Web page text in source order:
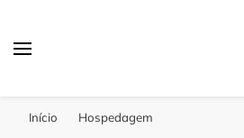
Início
Hospedagem